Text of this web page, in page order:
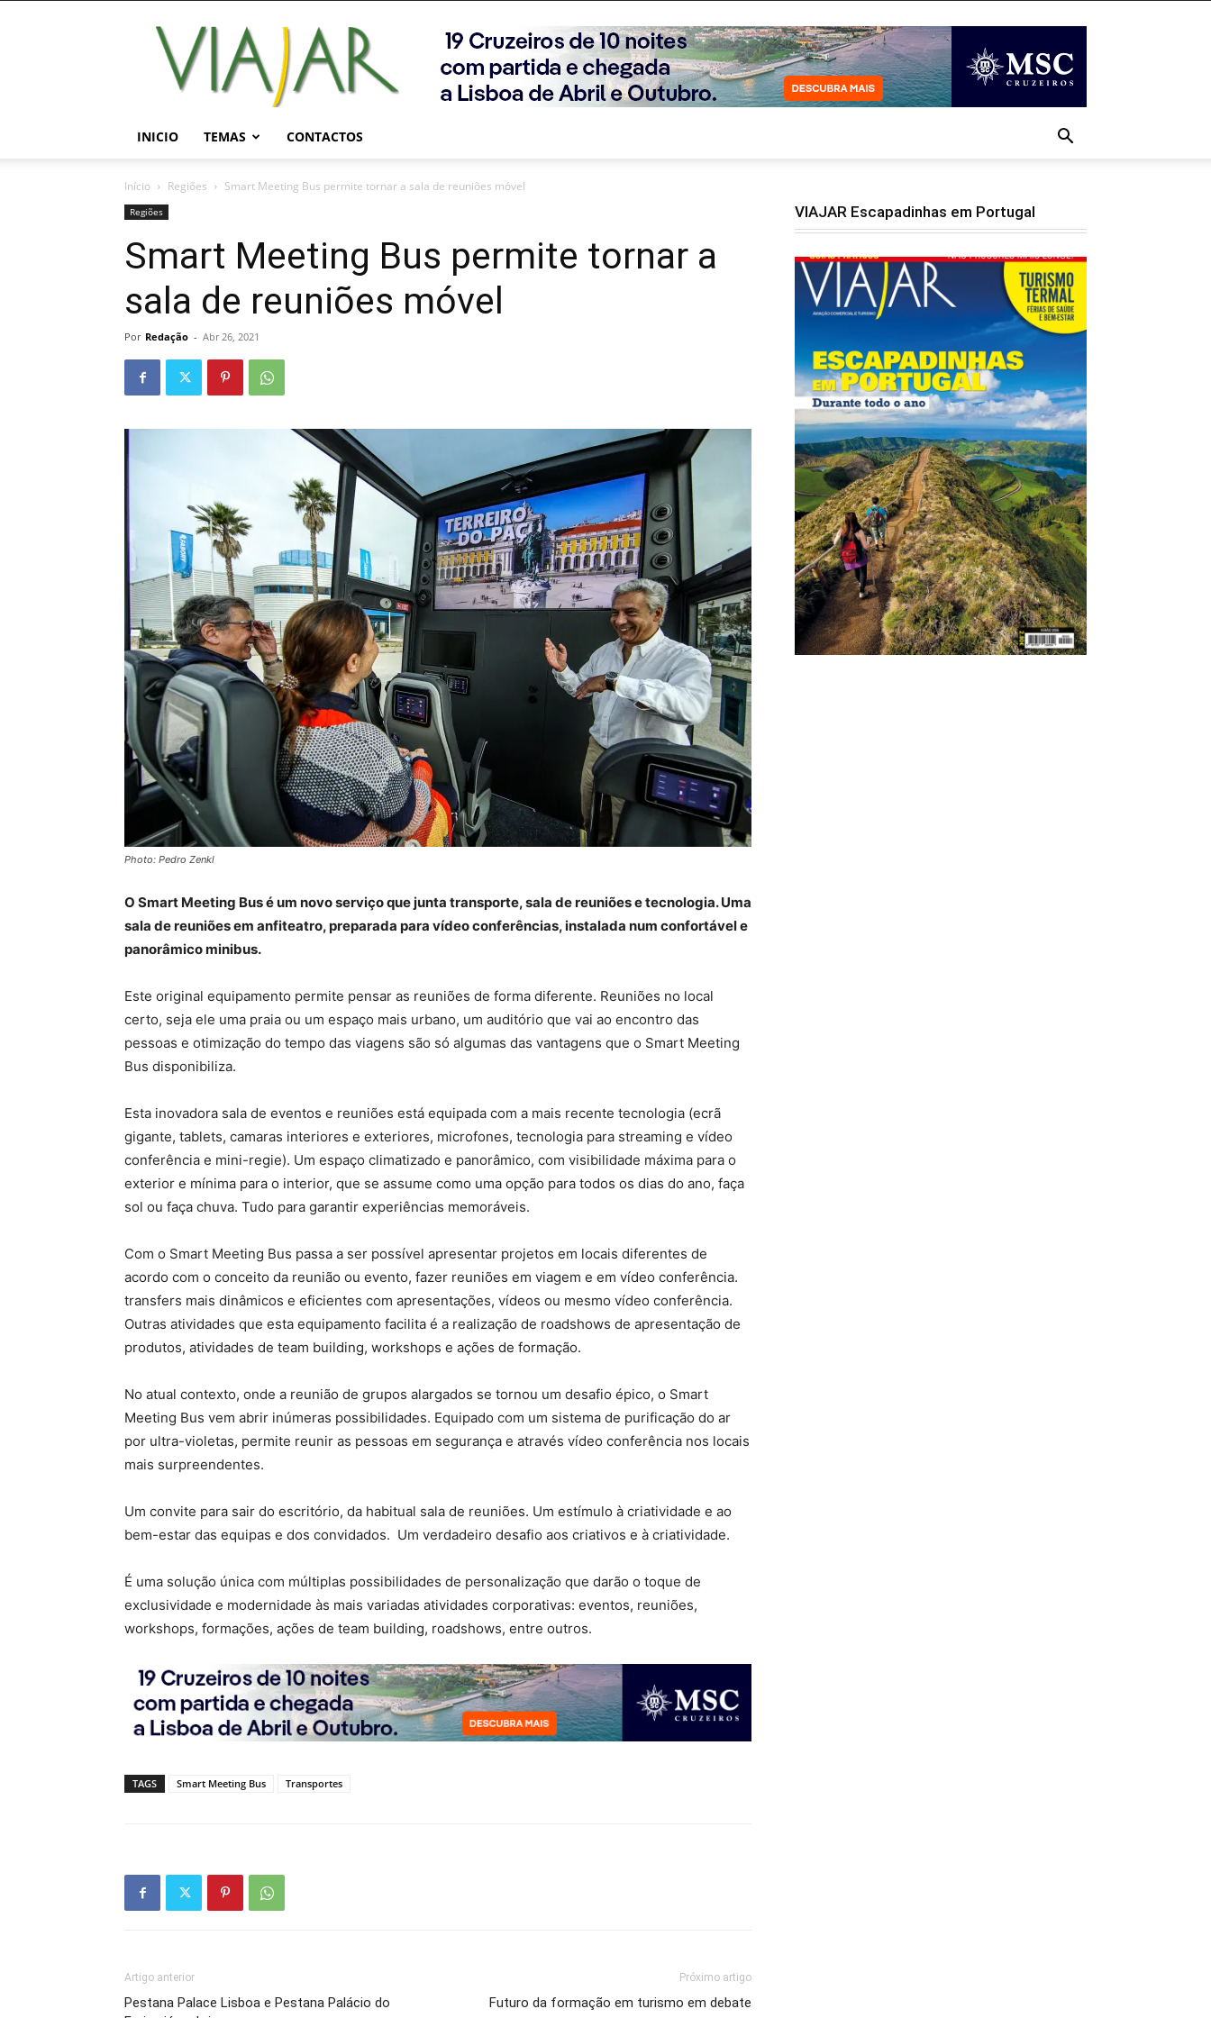
Viajar
Magazine
Online
INICIO TEMAS CONTACTOS
Início Regiões Smart Meeting Bus permite tornar a sala de reuniões móvel
Regiões
Smart Meeting Bus permite tornar a
sala de reuniões móvel
Por Redação - Abr 26, 2021
Photo: Pedro Zenkl
O Smart Meeting Bus é um novo serviço que junta transporte, sala de reuniões e tecnologia. Uma
sala de reuniões em anfiteatro, preparada para vídeo conferências, instalada num confortável e
panorâmico minibus.
Este original equipamento permite pensar as reuniões de forma diferente. Reuniões no local
certo, seja ele uma praia ou um espaço mais urbano, um auditório que vai ao encontro das
pessoas e otimização do tempo das viagens são só algumas das vantagens que o Smart Meeting
Bus disponibiliza.
Esta inovadora sala de eventos e reuniões está equipada com a mais recente tecnologia (ecrã
gigante, tablets, camaras interiores e exteriores, microfones, tecnologia para streaming e vídeo
conferência e mini-regie). Um espaço climatizado e panorâmico, com visibilidade máxima para o
exterior e mínima para o interior, que se assume como uma opção para todos os dias do ano, faça
sol ou faça chuva. Tudo para garantir experiências memoráveis.
Com o Smart Meeting Bus passa a ser possível apresentar projetos em locais diferentes de
acordo com o conceito da reunião ou evento, fazer reuniões em viagem e em vídeo conferência.
transfers mais dinâmicos e eficientes com apresentações, vídeos ou mesmo vídeo conferência.
Outras atividades que esta equipamento facilita é a realização de roadshows de apresentação de
produtos, atividades de team building, workshops e ações de formação.
No atual contexto, onde a reunião de grupos alargados se tornou um desafio épico, o Smart
Meeting Bus vem abrir inúmeras possibilidades. Equipado com um sistema de purificação do ar
por ultra-violetas, permite reunir as pessoas em segurança e através vídeo conferência nos locais
mais surpreendentes.
Um convite para sair do escritório, da habitual sala de reuniões. Um estímulo à criatividade e ao
bem-estar das equipas e dos convidados. Um verdadeiro desafio aos criativos e à criatividade.
É uma solução única com múltiplas possibilidades de personalização que darão o toque de
exclusividade e modernidade às mais variadas atividades corporativas: eventos, reuniões,
workshops, formações, ações de team building, roadshows, entre outros.
TAGS Smart Meeting Bus Transportes
Artigo anterior
Pestana Palace Lisboa e Pestana Palácio do
Próximo artigo
Futuro da formação em turismo em debate
VIAJAR Escapadinhas em Portugal